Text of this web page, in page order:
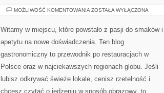
MOŻLIWOŚĆ KOMENTOWANIA KUCHNIA
ZOSTAŁA WYŁĄCZONA
Witamy w miejscu, które powstało z pasji do smaków i
apetytu na nowe doświadczenia. Ten blog
gastronomiczny to przewodnik po restauracjach w
Polsce oraz w najciekawszych regionach globu. Jeśli
lubisz odkrywać świeże lokale, cenisz rzetelność i
chcesz czytać o jedzeniu w sposób obrazowy, to